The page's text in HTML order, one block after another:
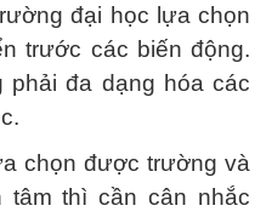
đại học lựa chọn
trước các biến động.
phải đa dạng hóa các
chọn được trường và
tâm thì cần cân nhắc